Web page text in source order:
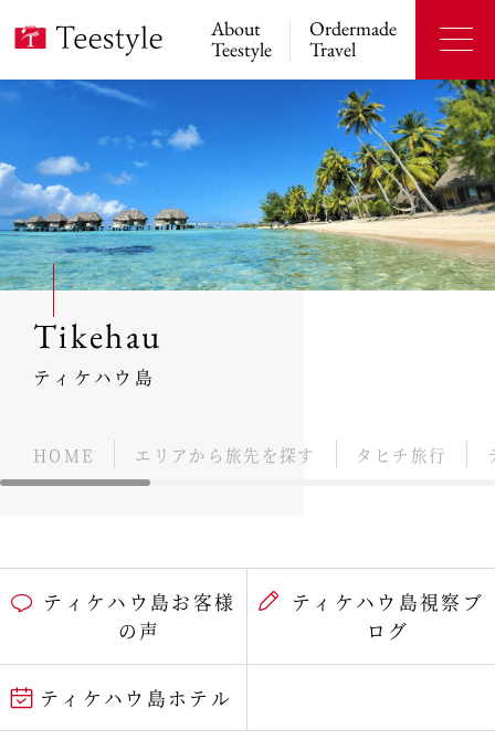
About
Teestyle
Ordermade
Travel
Tikehau
ティケハウ島
HOME エリアから旅先を探す タヒチ旅行
ティケハウ島お客様
の声
ティケハウ島視察ブ
ログ
ティケハウ島ホテル